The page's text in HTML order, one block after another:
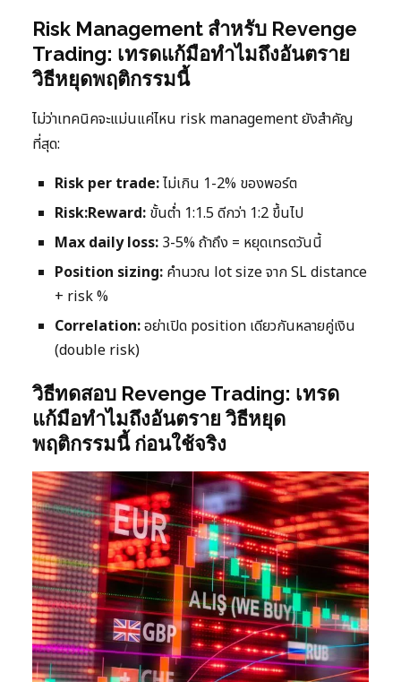
Risk Management สำหรับ Revenge
Trading: เทรดแก้มือทำไมถึงอันตราย
วิธีหยุดพฤติกรรมนี้
ไม่ว่าเทคนิคจะแม่นแค่ไหน risk management ยังสำคัญ
ที่สุด:
Risk per trade:ไม่เกิน 1-2% ของพอร์ต
Risk:Reward: ขั้นต่ำ 1:1.5 ดีกว่า 1:2 ขึ้นไป
Max daily loss: 3-5% ถ้าถึง = หยุดเทรดวันนี้
Position sizing: คำนวณ lot size จาก SL distance
+ risk %
Correlation:อย่าเปิด position เดียวกันหลายคู่เงิน
(double risk)
วิธีทดสอบ Revenge Trading: เทรด
แก้มือทำไมถึงอันตราย วิธีหยุด
พฤติกรรมนี้ ก่อนใช้จริง